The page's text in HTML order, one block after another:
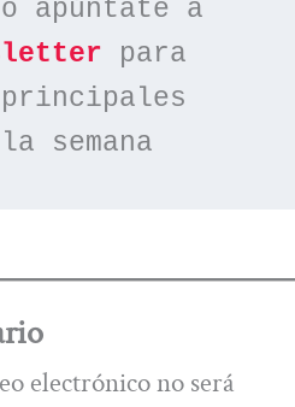
o apúntate a
para
semana
electrónico no será